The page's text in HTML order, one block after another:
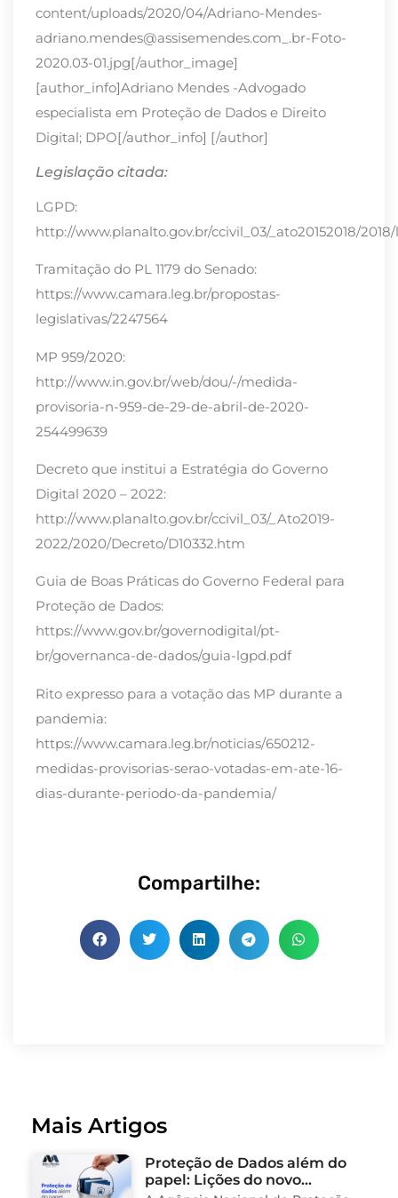
content/uploads/2020/04/Adriano-Mendes-
adriano.mendes@assisemendes.com_.br-Foto-
2020.03-01.jpg[/author_image]
[author_info]Adriano Mendes -Advogado
especialista em Proteção de Dados e Direito
Digital; DPO[/author_info] [/author]
Legislação citada:
LGPD:
http://www.planalto.gov.br/ccivil_03/_ato20152018/
Tramitação do PL 1179 do Senado:
https://www.camara.leg.br/propostas-
legislativas/2247564
MP 959/2020:
http://www.in.gov.br/web/dou/-/medida-
provisoria-n-959-de-29-de-abril-de-2020-
254499639
Decreto que institui a Estratégia do Governo
Digital 2020 – 2022:
http://www.planalto.gov.br/ccivil_03/_Ato2019-
2022/2020/Decreto/D10332.htm
Guia de Boas Práticas do Governo Federal para
Proteção de Dados:
https://www.gov.br/governodigital/pt-
br/governanca-de-dados/guia-lgpd.pdf
Rito expresso para a votação das MP durante a
pandemia:
https://www.camara.leg.br/noticias/650212-
medidas-provisorias-serao-votadas-em-ate-16-
dias-durante-periodo-da-pandemia/
Compartilhe:
Mais Artigos
Proteção de Dados além do
papel: Lições do novo